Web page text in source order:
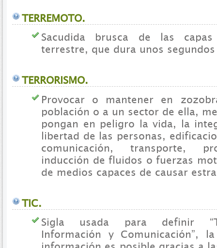
TERREMOTO.
Sacudida brusca de las
terrestre, que dura unos segundos
TERRORISMO.
Provocar o mantener en
población o a un sector de ella,
pongan en peligro la vida, la
libertad de las personas,
comunicación, transporte,
inducción de fluidos o fuerzas
de medios capaces de causar
TIC.
Sigla usada para definir
Información y Comunicación”,